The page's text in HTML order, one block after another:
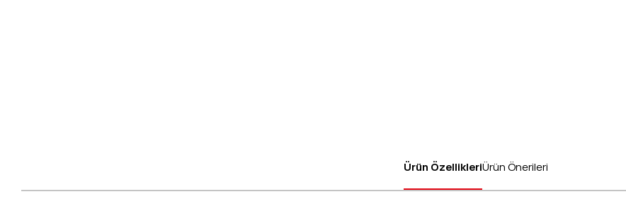
Ürün ÖzellikleriÜrün Önerileri